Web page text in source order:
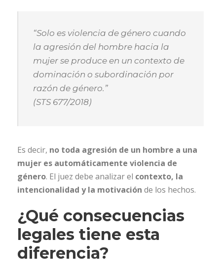
“Solo es violencia de género cuando
la agresión del hombre hacia la
mujer se produce en un contexto de
dominación o subordinación por
razón de género.”
(STS 677/2018)
Es decir, no toda agresión de un hombre a una
mujer es automáticamente violencia de
género. El juez debe analizar el contexto, la
intencionalidad y la motivación de los hechos.
¿Qué consecuencias
legales tiene esta
diferencia?